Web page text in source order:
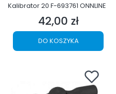
Kalibrator 20 F-693761 ONNLINE
Cena
42,00 zł
DO KOSZYKA